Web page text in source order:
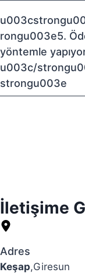
rongu003e5.
yöntemle
u003c/
strongu003e
İletişime
Adres
Keşap,Giresun